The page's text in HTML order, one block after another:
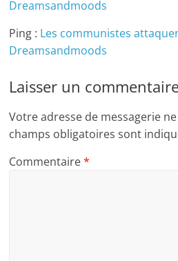
Dreamsandmoods
Ping : Les communistes
Dreamsandmoods
Laisser un
Votre adresse de messagerie
champs obligatoires sont
Commentaire*